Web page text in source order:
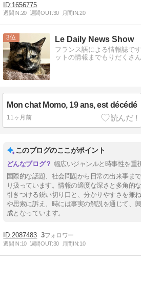
1656775
週間IN:20 週間OUT:30 月間IN:20
3 Le Daily News Show
フランス語による情報誌で
ットの情報までもりだくさ
Mon chat Momo, 19 ans, est décédé
11ヶ月前
このブログのここがポイント
幅広いジャンルと時事性を重
国際的な話題、社会問題から日常の出来事ま
り扱っています。情報の適度な深さと多角的
引きつける鋭い切り口と、分かりやすさを兼
や思索に訴え、時には事実の解説を通じて、
成となっています。
2087483 3
週間IN:10 週間OUT:30 月間IN:10